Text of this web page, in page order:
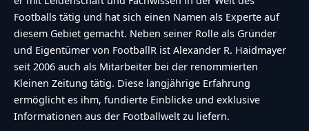
w\u00e4hlen.","no-answer-for-other":"No other
answer entered","no-value-for-custom-field":"
{custom_field_name} is required","consent-not-
checked":"You must agree to our terms and
conditions","no-captcha-selected":"Captcha is
required","not-allowed-by-ban":"Abstimmen
Footballs tätig und hat sich einen Namen als Experte auf
diesem Gebiet gemacht. Neben seiner Rolle als Gründer
und Eigentümer von FootballR ist Alexander R. Haidmayer
seit 2006 auch als Mitarbeiter bei der renommierten
Kleinen Zeitung tätig. Diese langjährige Erfahrung
ermöglicht es ihm, fundierte Einblicke und exklusive
Informationen aus der Footballwelt zu liefern.